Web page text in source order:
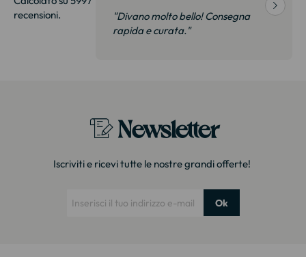
recensioni.
"Divano molto bello! Consegna
rapida e curata."
Newsletter
Iscriviti e ricevi tutte le nostre grandi offerte!
Ok